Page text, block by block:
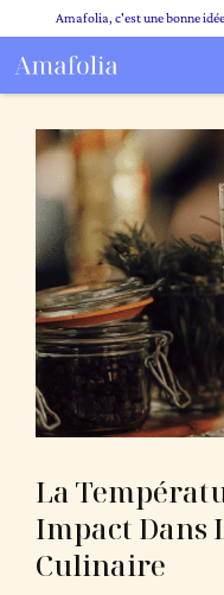
Amafolia, c'est une bonne
La
Impact Dans
Culinaire